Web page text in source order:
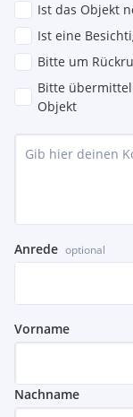
Ist das Objekt
Ist eine
Bitte um
Bitte
Objekt
Anrede optional
Vorname
Nachname